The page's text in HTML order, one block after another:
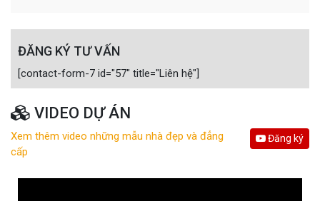
ĐĂNG KÝ TƯ VẤN
[contact-form-7 id="57" title="Liên hệ"]
VIDEO DỰ ÁN
Xem thêm video những mẫu nhà đẹp và đẳng
cấp
Đăng ký